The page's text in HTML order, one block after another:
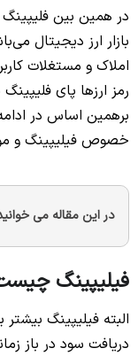
بازار ارز دیجیتال
املاک و مستغلات
رمز ارزها پای
برهمین اساس در
خصوص فیلیپینگ و
در این مقاله می
فیلیپینگ
البته فیلیپینگ بیشتر
دریافت سود در باز